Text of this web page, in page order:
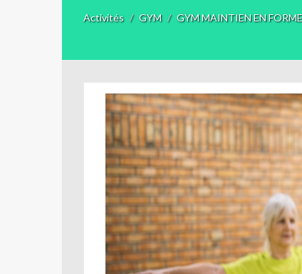
Activités GYM GYM MAINTIEN EN FORME